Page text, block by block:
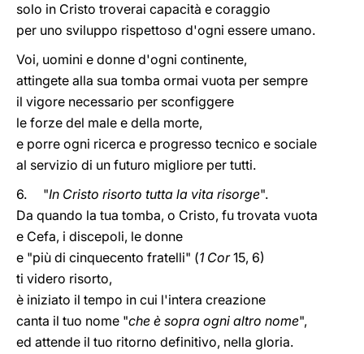
solo in Cristo troverai capacità e coraggio
per uno sviluppo rispettoso d'ogni essere umano.
Voi, uomini e donne d'ogni continente,
attingete alla sua tomba ormai vuota per sempre
il vigore necessario per sconfiggere
le forze del male e della morte,
e porre ogni ricerca e progresso tecnico e sociale
al servizio di un futuro migliore per tutti.
6. "In Cristo risorto tutta la vita risorge".
Da quando la tua tomba, o Cristo, fu trovata vuota
e Cefa, i discepoli, le donne
e "più di cinquecento fratelli" (1 Cor15, 6)
ti videro risorto,
è iniziato il tempo in cui l'intera creazione
canta il tuo nome "che è sopra ogni altro nome",
ed attende il tuo ritorno definitivo, nella gloria.